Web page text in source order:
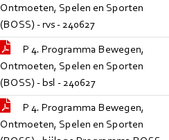
Ontmoeten, Spelen en Sporten
(BOSS) - rvs - 240627
P 4. Programma Bewegen,
Ontmoeten, Spelen en Sporten
(BOSS) - bsl - 240627
P 4. Programma Bewegen,
Ontmoeten, Spelen en Sporten